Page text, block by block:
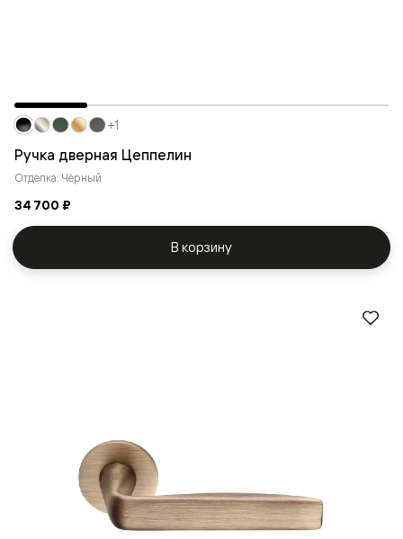
Ручка дверная Цеппелин
Отделка: Чёрный
34 700 ₽
+1
В корзину